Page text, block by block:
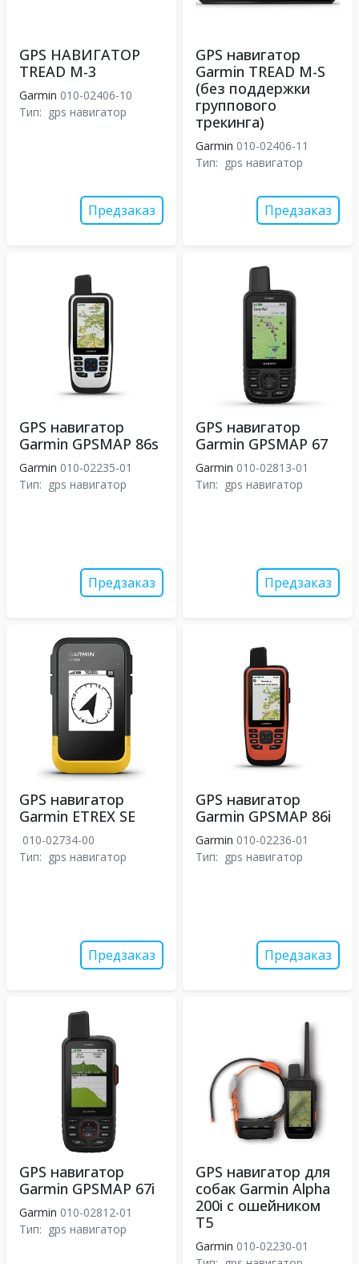
GPS НАВИГАТОР
TREAD M-3
Garmin 010-02406-10
Тип: gps навигатор
Предзаказ
GPS навигатор
Garmin TREAD M-S
(без поддержки
группового
трекинга)
Garmin 010-02406-11
Тип: gps навигатор
Предзаказ
GPS навигатор
Garmin GPSMAP 86s
Garmin 010-02235-01
Тип: gps навигатор
Предзаказ
GPS навигатор
Garmin GPSMAP 67
Garmin 010-02813-01
Тип: gps навигатор
Предзаказ
GPS навигатор
Garmin ETREX SE
010-02734-00
Тип: gps навигатор
Предзаказ
GPS навигатор
Garmin GPSMAP 86i
Garmin 010-02236-01
Тип: gps навигатор
Предзаказ
GPS навигатор
Garmin GPSMAP 67i
Garmin 010-02812-01
Тип: gps навигатор
GPS навигатор для
собак Garmin Alpha
200i с ошейником
T5
Garmin 010-02230-01